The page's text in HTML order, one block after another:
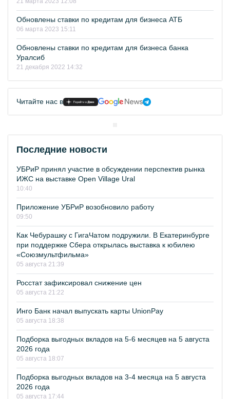
Обновлены ставки по кредитам для бизнеса АТБ
06 марта 2023 15:11
Обновлены ставки по кредитам для бизнеса банка
Уралсиб
21 декабря 2022 14:32
Читайте нас в
Последние новости
УБРиР принял участие в обсуждении перспектив рынка
ИЖС на выставке Open Village Ural
10:40
Приложение УБРиР возобновило работу
09:50
Как Чебурашку с ГигаЧатом подружили. В Екатеринбурге
при поддержке Сбера открылась выставка к юбилею
«Союзмультфильма»
05 августа 21:39
Росстат зафиксировал снижение цен
05 августа 21:22
Инго Банк начал выпускать карты UnionPay
05 августа 18:38
Подборка выгодных вкладов на 5-6 месяцев на 5 августа
2026 года
05 августа 18:07
Подборка выгодных вкладов на 3-4 месяца на 5 августа
2026 года
05 августа 17:44